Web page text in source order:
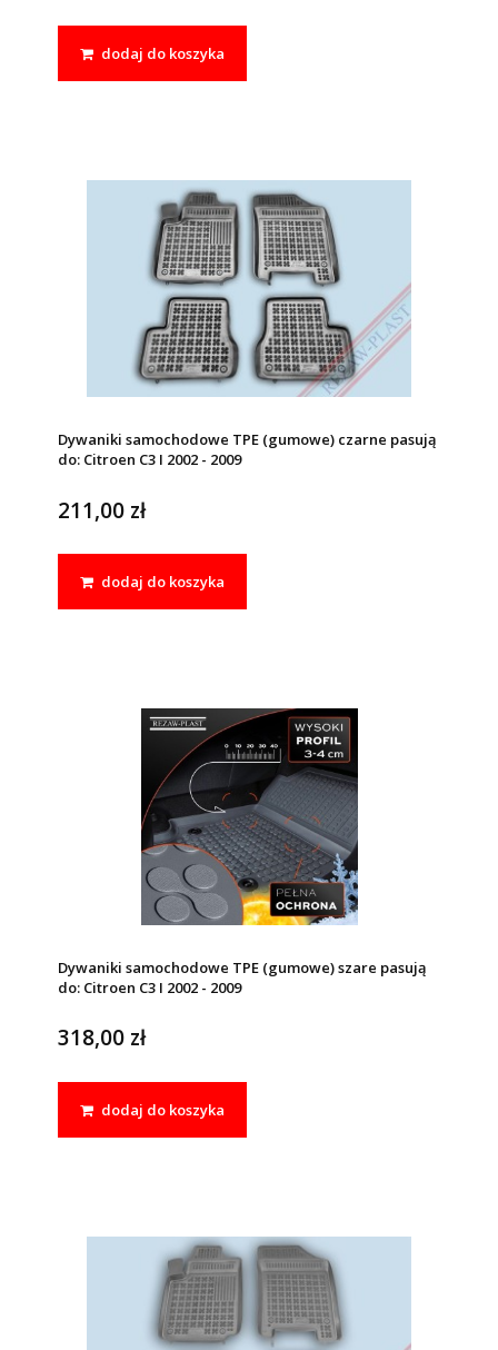
dodaj do koszyka
Dywaniki samochodowe TPE (gumowe) czarne pasują
do: Citroen C3 I 2002 - 2009
211,00 zł
dodaj do koszyka
Dywaniki samochodowe TPE (gumowe) szare pasują
do: Citroen C3 I 2002 - 2009
318,00 zł
dodaj do koszyka